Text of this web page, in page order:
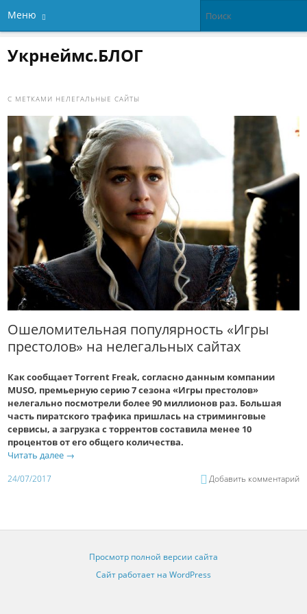
Меню
Укрнеймс.БЛОГ
С МЕТКАМИ НЕЛЕГАЛЬНЫЕ САЙТЫ
Ошеломительная популярность «Игры
престолов» на нелегальных сайтах
Как сообщает Torrent Freak, согласно данным компании
MUSO, премьерную серию 7 сезона «Игры престолов»
нелегально посмотрели более 90 миллионов раз. Большая
часть пиратского трафика пришлась на стриминговые
сервисы, а загрузка с торрентов составила менее 10
процентов от его общего количества.
Читать далее →
24/07/2017 Добавить комментарий
Просмотр полной версии сайта
Сайт работает на WordPress